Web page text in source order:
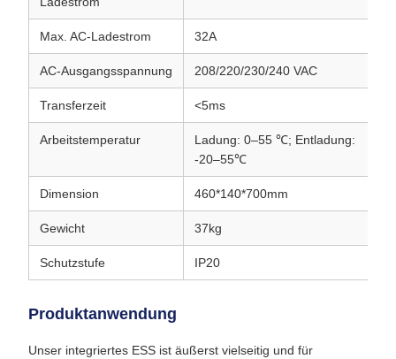
Max. AC-Ladestrom 32A
AC-Ausgangsspannung 208/220/230/240 VAC
Transferzeit <5ms
Arbeitstemperatur
Ladung: 0–55 ℃; Entladung:
-20–55℃
Dimension 460*140*700mm
Gewicht 37kg
Schutzstufe IP20
Produktanwendung
Unser integriertes ESS ist äußerst vielseitig und für